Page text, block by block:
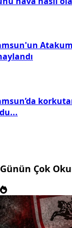
Günün Çok